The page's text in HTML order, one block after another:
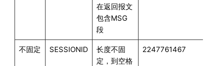
在返回报文
包含MSG
段
不固定 SESSIONID
长度不固
定，到空格
2247761467